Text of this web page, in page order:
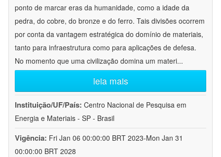
ponto de marcar eras da humanidade, como a idade da
pedra, do cobre, do bronze e do ferro. Tais divisões ocorrem
por conta da vantagem estratégica do domínio de materiais,
tanto para infraestrutura como para aplicações de defesa.
No momento que uma civilização domina um materi...
leia mais
Instituição/UF/País: Centro Nacional de Pesquisa em
Energia e Materiais - SP - Brasil
Vigência: Fri Jan 06 00:00:00 BRT 2023-Mon Jan 31
00:00:00 BRT 2028